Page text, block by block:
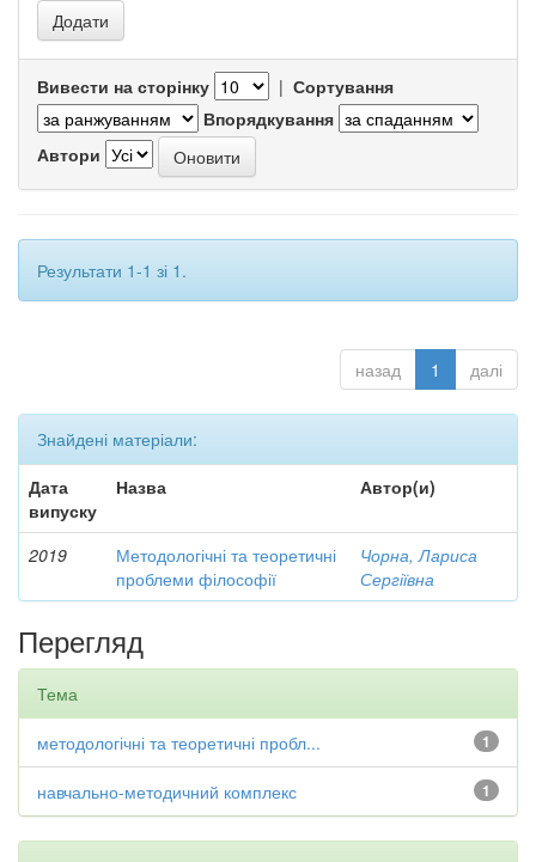
Вивести на сторінку | Сортування
Впорядкування
Автори
Результати 1-1 зі 1.
назад 1 далі
Знайдені матеріали:
Дата
випуску
Назва Автор(и)
2019
Методологічні та теоретичні
проблеми філософії
Чорна, Лариса
Сергіївна
Перегляд
Тема
1
методологічні та теоретичні пробл...
1
навчально-методичний комплекс